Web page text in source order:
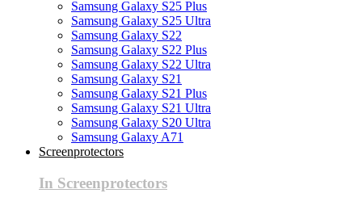
Samsung Galaxy S25 Plus
Samsung Galaxy S25 Ultra
Samsung Galaxy S22
Samsung Galaxy S22 Plus
Samsung Galaxy S22 Ultra
Samsung Galaxy S21
Samsung Galaxy S21 Plus
Samsung Galaxy S21 Ultra
Samsung Galaxy S20 Ultra
Samsung Galaxy A71
Screenprotectors
In Screenprotectors